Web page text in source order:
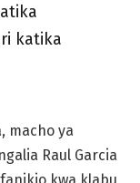
katika
macho ya
Raul Garcia